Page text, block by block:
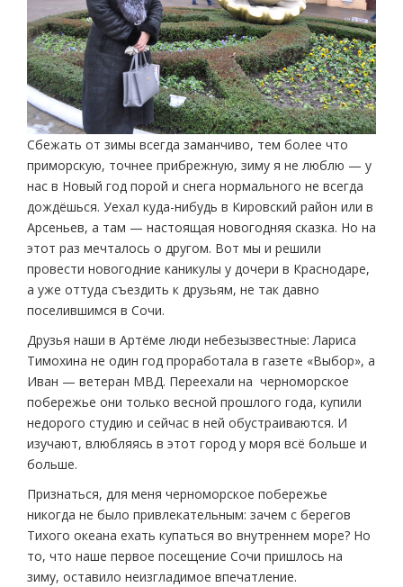
Сбежать от зимы всегда заманчиво, тем более что
приморскую, точнее прибрежную, зиму я не люблю — у
нас в Новый год порой и снега нормального не всегда
дождёшься. Уехал куда-нибудь в Кировский район или в
Арсеньев, а там — настоящая новогодняя сказка. Но на
этот раз мечталось о другом. Вот мы и решили
провести новогодние каникулы у дочери в Краснодаре,
а уже оттуда съездить к друзьям, не так давно
поселившимся в Сочи.
Друзья наши в Артёме люди небезызвестные: Лариса
Тимохина не один год проработала в газете «Выбор», а
Иван — ветеран МВД. Переехали на черноморское
побережье они только весной прошлого года, купили
недорого студию и сейчас в ней обустраиваются. И
изучают, влюбляясь в этот город у моря всё больше и
больше.
Признаться, для меня черноморское побережье
никогда не было привлекательным: зачем с берегов
Тихого океана ехать купаться во внутреннем море? Но
то, что наше первое посещение Сочи пришлось на
зиму, оставило неизгладимое впечатление.